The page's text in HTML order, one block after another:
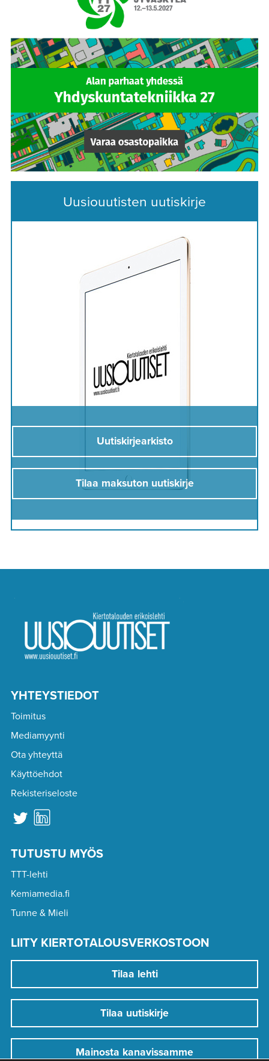
Uusiouutisten uutiskirje
Uutiskirjearkisto
Tilaa maksuton uutiskirje
YHTEYSTIEDOT
Toimitus
Mediamyynti
Ota yhteyttä
Käyttöehdot
Rekisteriseloste
TUTUSTU MYÖS
TTT-lehti
Kemiamedia.fi
Tunne & Mieli
LIITY KIERTOTALOUSVERKOSTOON
Tilaa lehti
Tilaa uutiskirje
Mainosta kanavissamme